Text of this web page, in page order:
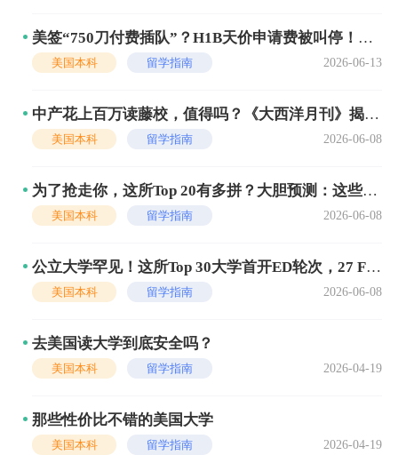
美签“750刀付费插队”？H1B天价申请费被叫停！但
留学生的“薪”挑战才刚刚开始…
美国本科 留学指南 2026-06-13
中产花上百万读藤校，值得吗？《大西洋月刊》揭开
名校光环的真相...
美国本科 留学指南 2026-06-08
为了抢走你，这所Top 20有多拼？大胆预测：这些美
国大学，今年将会被申爆
美国本科 留学指南 2026-06-08
公立大学罕见！这所Top 30大学首开ED轮次，27 Fal
l抢人大战已打响！
美国本科 留学指南 2026-06-08
去美国读大学到底安全吗？
美国本科 留学指南 2026-04-19
那些性价比不错的美国大学
美国本科 留学指南 2026-04-19